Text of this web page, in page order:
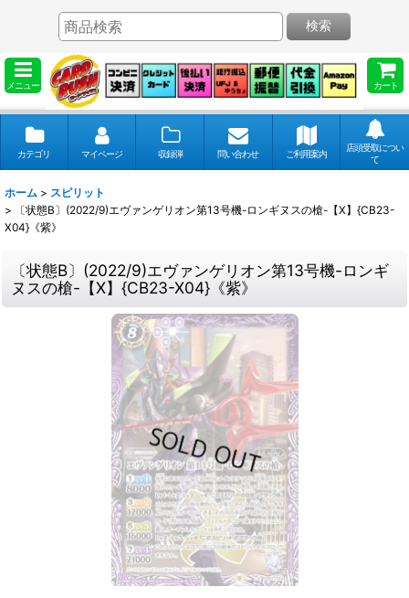
メニュー カート
検索
カテゴリ マイページ 収録弾 問い合わせ ご利用案内
店頭受取につい
て
ホーム > スピリット
>
〔状態B〕(2022/9)エヴァンゲリオン第13号機-ロンギヌスの槍-【X】{CB23-
X04}《紫》
〔状態B〕(2022/9)エヴァンゲリオン第13号機-ロンギ
ヌスの槍-【X】{CB23-X04}《紫》